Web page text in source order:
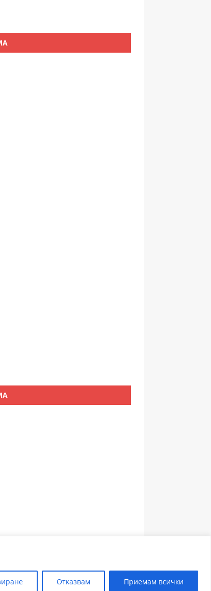
Отказвам Приемам всички
ЗЪБОЛЕКАР ПЛОВДИВ